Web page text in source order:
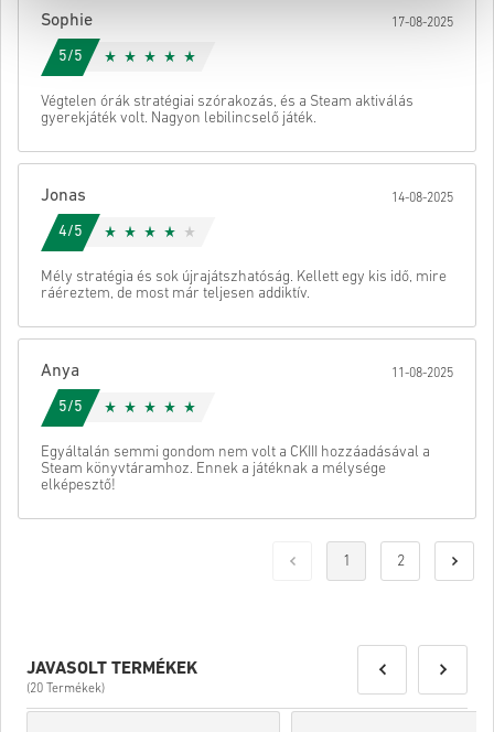
Ezután kapsz egy e-mailt egy biztonságos linkkel a kódod
eléréséhez.
Sophie 17-08-2025
5/5
Végtelen órák stratégiai szórakozás, és a Steam aktiválás
gyerekjáték volt. Nagyon lebilincselő játék.
Jonas 14-08-2025
4/5
Mély stratégia és sok újrajátszhatóság. Kellett egy kis idő, mire
ráéreztem, de most már teljesen addiktív.
Anya 11-08-2025
5/5
Egyáltalán semmi gondom nem volt a CKIII hozzáadásával a
Steam könyvtáramhoz. Ennek a játéknak a mélysége
elképesztő!
1 2
JAVASOLT TERMÉKEK
(20 Termékek)